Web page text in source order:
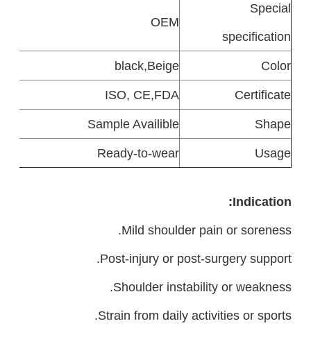
Special
specification
OEM
Color
black,Beige
Certificate
ISO, CE,FDA
Shape
Sample Availible
Usage
Ready-to-wear
Indication:
Mild shoulder pain or soreness.
Post-injury or post-surgery support.
Shoulder instability or weakness.
Strain from daily activities or sports.